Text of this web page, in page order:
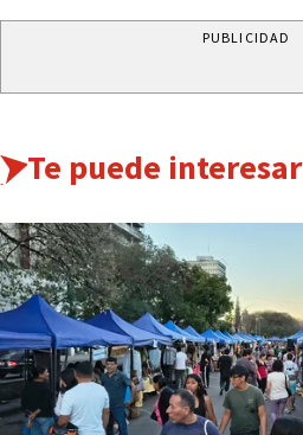
PUBLICIDAD
Te puede interesar